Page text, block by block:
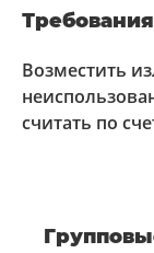
Требования
Возместить
считать по
Заголовок
Текст
Текст
Текст